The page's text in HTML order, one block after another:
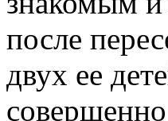
после
двух ее